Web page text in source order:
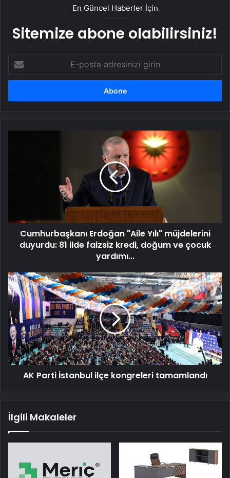
En Güncel Haberler İçin
Sitemize abone olabilirsiniz!
posta
adresinizi
faizsiz
kredi,
doğum
yardımı...
Cumhurbaşkanı Erdoğan "Aile Yılı" müjdelerini
duyurdu: 81 ilde faizsiz kredi, doğum ve çocuk
yardımı...
AK
Parti
İstanbul
ilçe
kongreleri
tamamlandı
AK Parti İstanbul ilçe kongreleri tamamlandı
İlgili Makaleler